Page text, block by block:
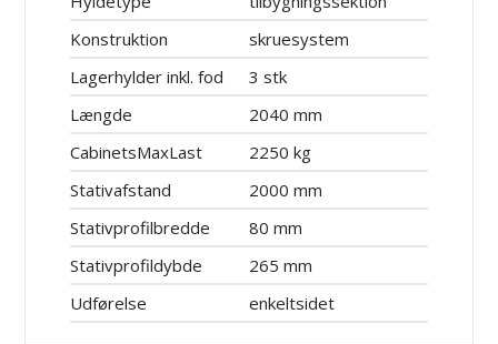
Konstruktion
skruesystem
Lagerhylder inkl. fod
3 stk
Længde
2040 mm
CabinetsMaxLast
2250 kg
Stativafstand
2000 mm
Stativprofilbredde
80 mm
Stativprofildybde
265 mm
Udførelse
enkeltsidet